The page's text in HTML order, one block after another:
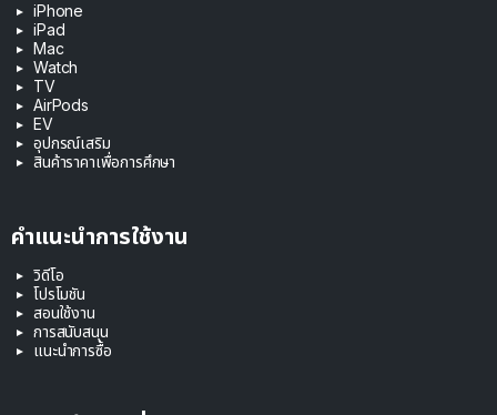
iPhone
iPad
Mac
Watch
TV
AirPods
EV
อุปกรณ์เสริม
สินค้าราคาเพื่อการศึกษา
คำแนะนำการใช้งาน
วิดีโอ
โปรโมชัน
สอนใช้งาน
การสนับสนุน
แนะนำการซื้อ